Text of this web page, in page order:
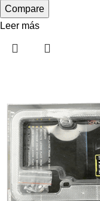
Compare
Leer más